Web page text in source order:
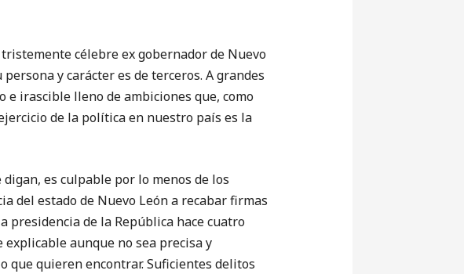
célebre ex gobernador de Nuevo
y carácter es de terceros. A grandes
e irascible lleno de ambiciones que, como
de la política en nuestro país es la
es culpable por lo menos de los
del estado de Nuevo León a recabar firmas
presidencia de la República hace cuatro
aunque no sea precisa y
que quieren encontrar. Suficientes delitos